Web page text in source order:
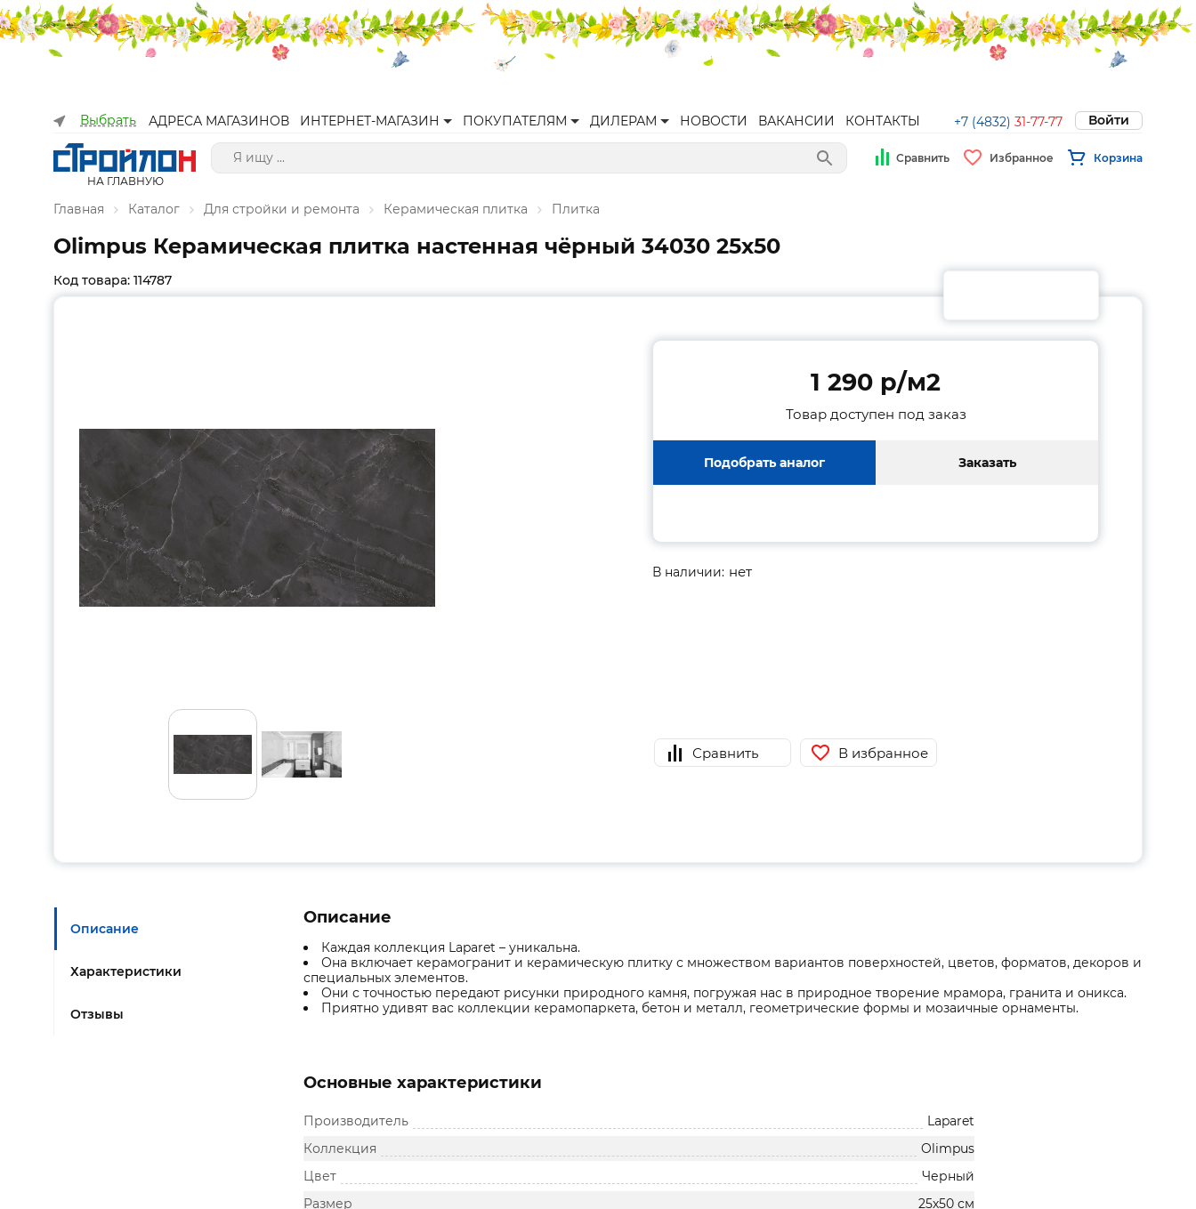
Выбрать АДРЕСА МАГАЗИНОВ ИНТЕРНЕТ-МАГАЗИН ПОКУПАТЕЛЯМ ДИЛЕРАМ НОВОСТИ ВАКАНСИИ КОНТАКТЫ +7 (4832) 31-77-77 Войти
НА ГЛАВНУЮ
Сравнить Избранное Корзина
Главная Каталог Для стройки и ремонта Керамическая плитка Плитка
Olimpus Керамическая плитка настенная чёрный 34030 25х50
Код товара: 114787
1 290 p/м2
Товар доступен под заказ
Подобрать аналог Заказать
В наличии: нет
Сравнить В избранное
Описание
Характеристики
Отзывы
Описание
Каждая коллекция Laparet – уникальна.
Она включает керамогранит и керамическую плитку с множеством вариантов поверхностей, цветов, форматов, декоров и
специальных элементов.
Они с точностью передают рисунки природного камня, погружая нас в природное творение мрамора, гранита и оникса.
Приятно удивят вас коллекции керамопаркета, бетон и металл, геометрические формы и мозаичные орнаменты.
Основные характеристики
Производитель
Laparet
Коллекция
Olimpus
Цвет
Черный
Размер
25х50 см